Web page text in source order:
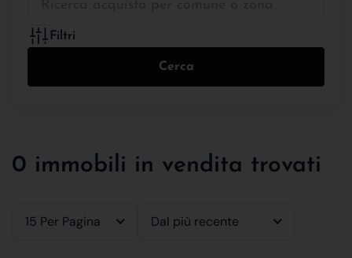
Filtri
Cerca
0 immobili in vendita trovati
15 Per Pagina Dal più recente